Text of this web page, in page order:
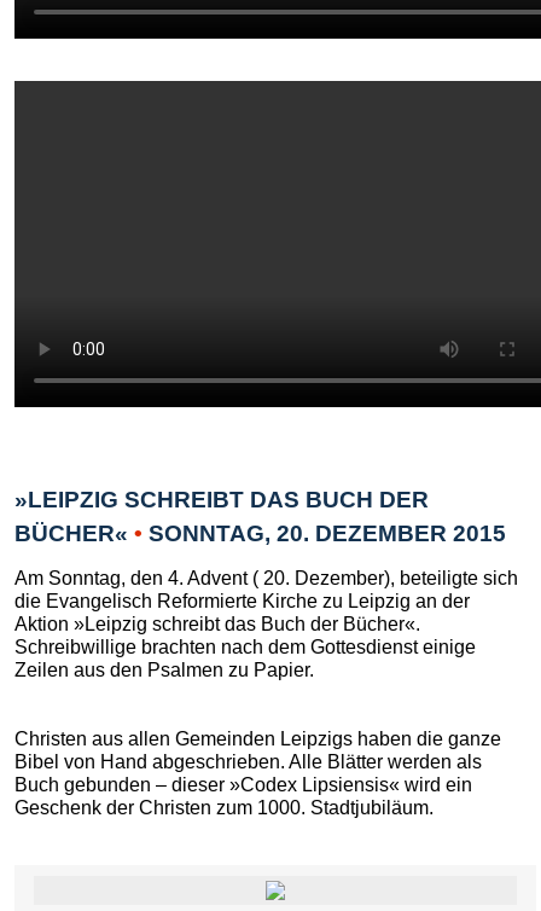
»LEIPZIG SCHREIBT DAS BUCH DER
BÜCHER« • SONNTAG, 20. DEZEMBER 2015
Am Sonntag, den 4. Advent ( 20. Dezember), beteiligte sich
die Evangelisch Reformierte Kirche zu Leipzig an der
Aktion »Leipzig schreibt das Buch der Bücher«.
Schreibwillige brachten nach dem Gottesdienst einige
Zeilen aus den Psalmen zu Papier.
Christen aus allen Gemeinden Leipzigs haben die ganze
Bibel von Hand abgeschrieben. Alle Blätter werden als
Buch gebunden – dieser »Codex Lipsiensis« wird ein
Geschenk der Christen zum 1000. Stadtjubiläum.